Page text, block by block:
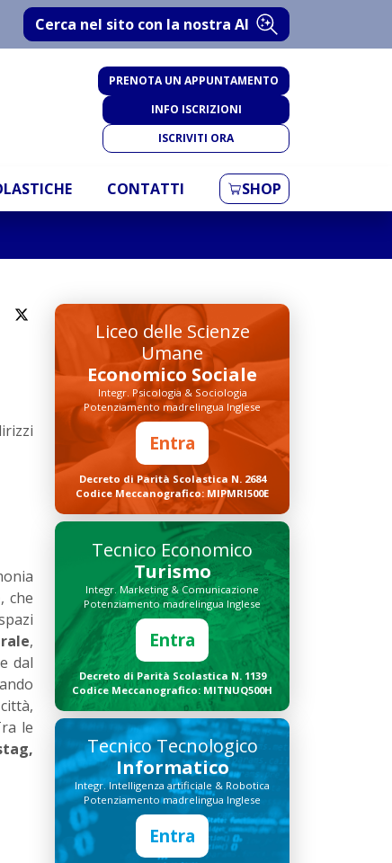
Cerca nel sito con la nostra AI
PRENOTA UN APPUNTAMENTO
INFO ISCRIZIONI
ISCRIVITI ORA
CONTATTI SHOP
, che
,
dal
le
Liceo delle Scienze
Umane
Economico Sociale
Integr. Psicologia & Sociologia
Potenziamento madrelingua Inglese
Entra
Decreto di Parità Scolastica N. 2684
Codice Meccanografico: MIPMRI500E
Tecnico Economico
Turismo
Integr. Marketing & Comunicazione
Potenziamento madrelingua Inglese
Entra
Decreto di Parità Scolastica N. 1139
Codice Meccanografico: MITNUQ500H
Tecnico Tecnologico
Informatico
Integr. Intelligenza artificiale & Robotica
Potenziamento madrelingua Inglese
Entra